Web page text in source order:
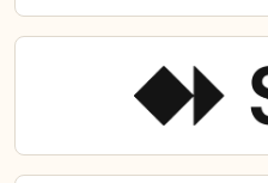
higieniczne. Łącząc
maksymalną